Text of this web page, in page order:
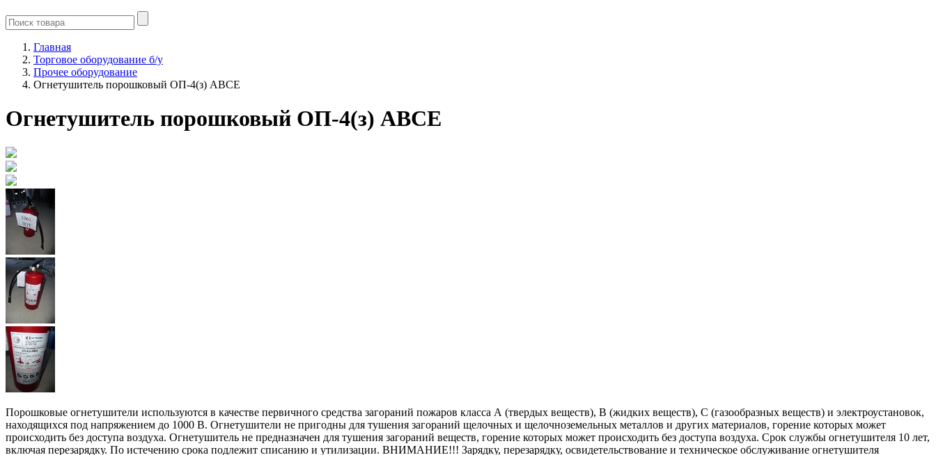
Главная
Торговое оборудование б/у
Прочее оборудование
Огнетушитель порошковый ОП-4(з) ABCE
Огнетушитель порошковый ОП-4(з) ABCE
Порошковые огнетушители используются в качестве первичного средства загораний пожаров класса А (твердых веществ), В (жидких веществ), С (газообразных веществ) и электроустановок,
находящихся под напряжением до 1000 В. Огнетушители не пригодны для тушения загораний щелочных и щелочноземельных металлов и других материалов, горение которых может
происходить без доступа воздуха. Огнетушитель не предназначен для тушения загораний веществ, горение которых может происходить без доступа воздуха. Срок службы огнетушителя 10 лет,
включая перезарядку. По истечению срока подлежит списанию и утилизации. ВНИМАНИЕ!!! Зарядку, перезарядку, освидетельствование и техническое обслуживание огнетушителя